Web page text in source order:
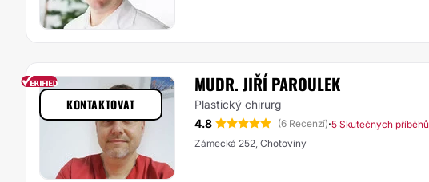
MUDR. JIŘÍ PAROULEK
Plastický chirurg
4.8
(6 Recenzí)·5 Skutečných příběhů
Zámecká 252, Chotoviny
KONTAKTOVAT